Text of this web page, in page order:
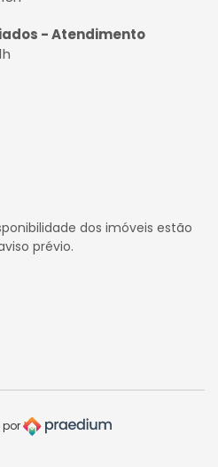
- Atendimento
dos imóveis estão
prévio.
por